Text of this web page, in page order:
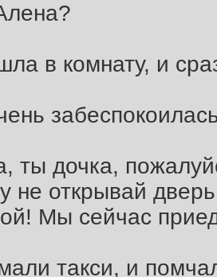
в комнату, и
ты дочка,
не открывай
Мы сейчас
такси, и